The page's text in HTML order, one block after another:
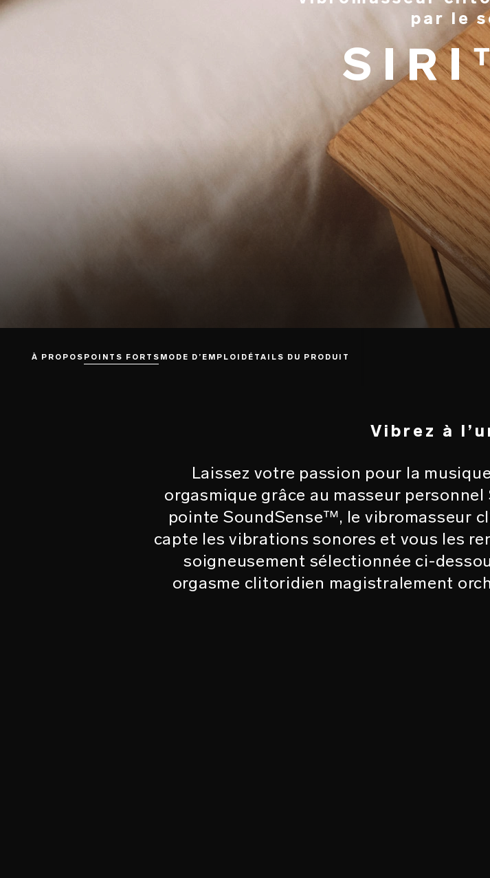
par le
À PROPOS POINTS FORTS MODE D’EMPLOI DÉTAILS DU PRODUIT
Vibrez à
Laissez votre passion pour la
orgasmique grâce au masseur
pointe SoundSense™, le vibromasseur
capte les vibrations sonores et vous les
soigneusement sélectionnée ci-
orgasme clitoridien magistralement